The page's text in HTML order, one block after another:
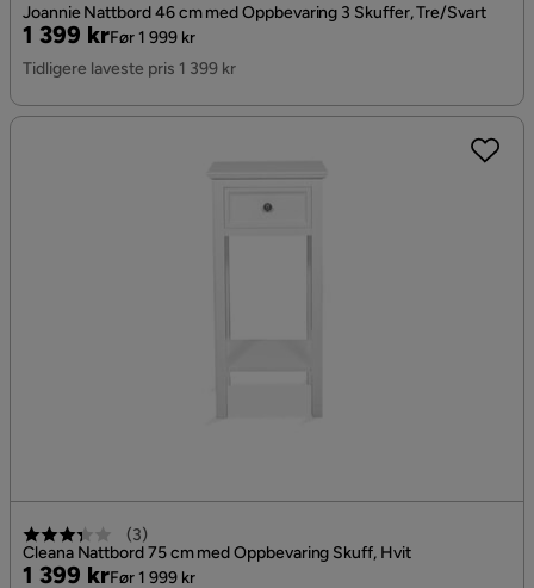
Joannie Nattbord 46 cm med Oppbevaring 3 Skuffer, Tre/Svart
Pris
1 399 kr
Original
Pris
Før 1 999 kr
Tidligere laveste pris 1 399 kr
(3)
Cleana Nattbord 75 cm med Oppbevaring Skuff, Hvit
Pris
1 399 kr
Original Før 1 999 kr